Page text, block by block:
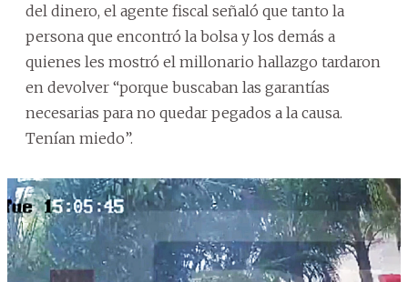
del dinero, el agente fiscal señaló que tanto la
persona que encontró la bolsa y los demás a
quienes les mostró el millonario hallazgo tardaron
en devolver “porque buscaban las garantías
necesarias para no quedar pegados a la causa.
Tenían miedo”.